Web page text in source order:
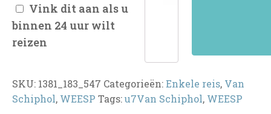
Vink dit aan als u
binnen 24 uur wilt
reizen
SKU: 1381_183_547 Categorieën:Enkele reis, Van
Schiphol, WEESP Tags:u7Van Schiphol, WEESP